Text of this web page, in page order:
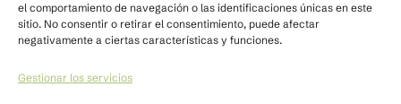
el comportamiento de navegación o las identificaciones únicas en este
sitio. No consentir o retirar el consentimiento, puede afectar
negativamente a ciertas características y funciones.
Gestionar los servicios
Quiénes somos